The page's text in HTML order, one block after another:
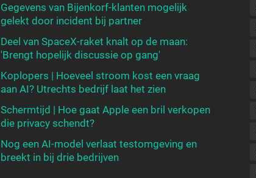
Gegevens van Bijenkorf-klanten mogelijk
gelekt door incident bij partner
Deel van SpaceX-raket knalt op de maan:
'Brengt hopelijk discussie op gang'
Koplopers | Hoeveel stroom kost een vraag
aan AI? Utrechts bedrijf laat het zien
Schermtijd | Hoe gaat Apple een bril verkopen
die privacy schendt?
Nog een AI-model verlaat testomgeving en
breekt in bij drie bedrijven